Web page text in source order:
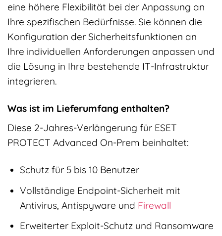
eine höhere Flexibilität bei der Anpassung an
Ihre spezifischen Bedürfnisse. Sie können die
Konfiguration der Sicherheitsfunktionen an
Ihre individuellen Anforderungen anpassen und
die Lösung in Ihre bestehende IT-Infrastruktur
integrieren.
Was ist im Lieferumfang enthalten?
Diese 2-Jahres-Verlängerung für ESET
PROTECT Advanced On-Prem beinhaltet:
Schutz für 5 bis 10 Benutzer
Vollständige Endpoint-Sicherheit mit
Antivirus, Antispyware und Firewall
Erweiterter Exploit-Schutz und Ransomware